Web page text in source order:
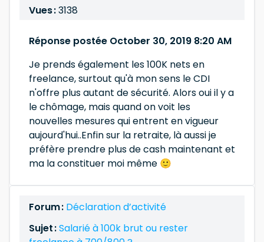
Vues :3138
Réponse postée October 30, 2019 8:20 AM
Je prends également les 100K nets en
freelance, surtout qu'à mon sens le CDI
n'offre plus autant de sécurité. Alors oui il y a
le chômage, mais quand on voit les
nouvelles mesures qui entrent en vigueur
aujourd'hui..Enfin sur la retraite, là aussi je
préfère prendre plus de cash maintenant et
ma la constituer moi même 🙂
Forum : Déclaration d’activité
Sujet :Salarié à 100k brut ou rester